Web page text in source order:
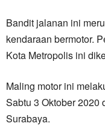
Bandit jalanan ini
kendaraan bermotor.
Kota Metropolis ini
Maling motor ini
Sabtu 3 Oktober 2020
Surabaya.